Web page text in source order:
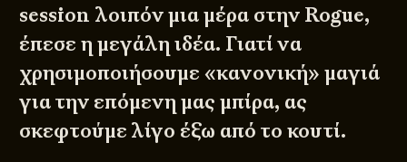
session λοιπόν μια μέρα στην Rogue,
έπεσε η μεγάλη ιδέα. Γιατί να
χρησιμοποιήσουμε «κανονική» μαγιά
για την επόμενη μας μπίρα, ας
σκεφτούμε λίγο έξω από το κουτί.